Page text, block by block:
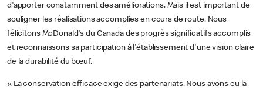
d'apporter constamment des améliorations. Mais il est important de
souligner les réalisations accomplies en cours de route. Nous
félicitons McDonald's du Canada des progrès significatifs accomplis
et reconnaissons sa participation à l'établissement d'une vision claire
de la durabilité du bœuf.
« La conservation efficace exige des partenariats. Nous avons eu la